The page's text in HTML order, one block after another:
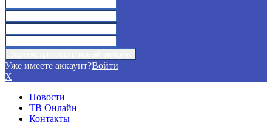
Уже имеете аккаунт?Войти
X
Новости
ТВ Онлайн
Контакты